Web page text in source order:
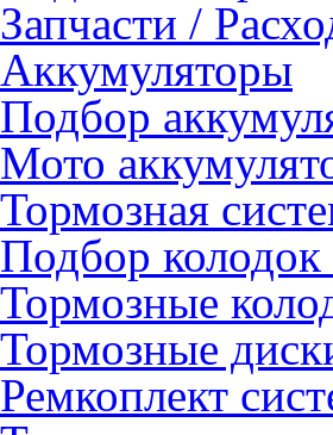
Запчасти /
Аккумуляторы
Подбор
Мото
Тормозная
Подбор колодок
Тормозные
Тормозные
Ремкоплект